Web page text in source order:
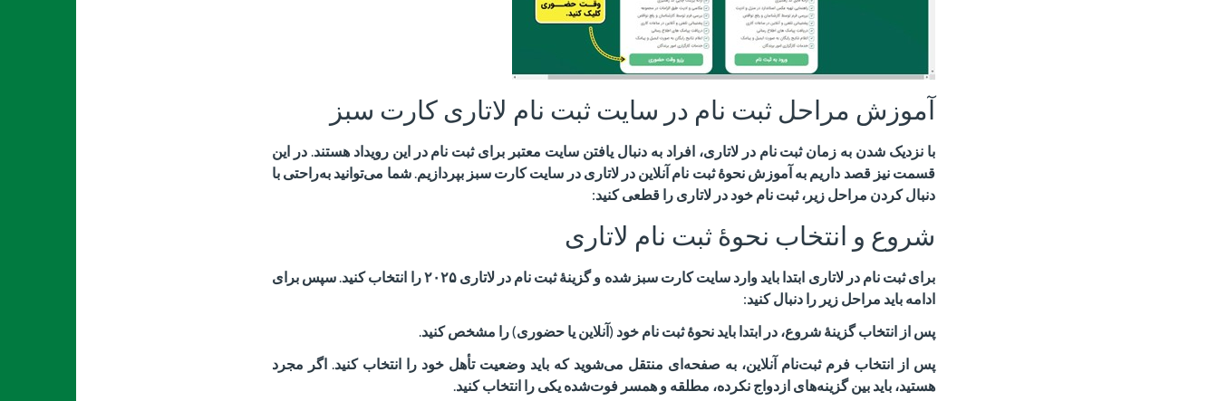
آموزش مراحل ثبت نام در سایت ثبت نام لاتاری کارت سبز
با نزدیک شدن به زمان ثبت نام در لاتاری، افراد به دنبال یافتن سایت معتبر برای ثبت نام در این رویداد هستند.در این
قسمت نیز قصد داریم به آموزش نحوهٔ ثبت نام آنلاین در لاتاری در سایت کارت سبز بپردازیم.شما می‌توانید به‌راحتی با
دنبال کردن مراحل زیر، ثبت نام خود در لاتاری را قطعی کنید:
شروع و انتخاب نحوهٔ ثبت نام لاتاری
برای ثبت نام در لاتاری ابتدا باید وارد سایت کارت سبز شده و گزینهٔ ثبت نام در لاتاری۲۰۲۵را انتخاب کنید.سپس برای
ادامه باید مراحل زیر را دنبال کنید:
پس از انتخاب گزینهٔ شروع، در ابتدا باید نحوهٔ ثبت نام خود (آنلاین یا حضوری)را مشخص کنید.
پس از انتخاب فرم ثبت‌نام آنلاین، به صفحه‌ای منتقل می‌شوید که باید وضعیت تأهل خود را انتخاب کنید. اگر مجرد
هستید، باید بین گزینه‌های ازدواج نکرده، مطلقه و همسر فوت‌شده یکی را انتخاب کنید.